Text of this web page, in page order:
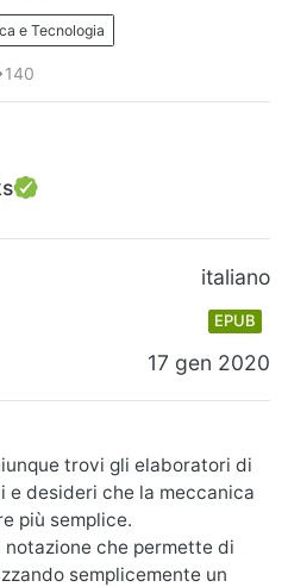
e Tecnologia
140
italiano
EPUB
17 gen 2020
trovi gli elaboratori di
desideri che la meccanica
più semplice.
che permette di
semplicemente un